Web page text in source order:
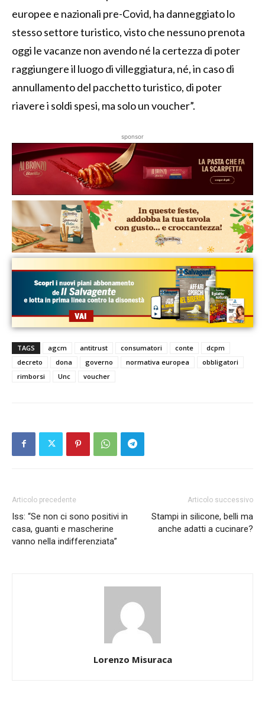
europee e nazionali pre-Covid, ha danneggiato lo
stesso settore turistico, visto che nessuno prenota
oggi le vacanze non avendo né la certezza di poter
raggiungere il luogo di villeggiatura, né, in caso di
annullamento del pacchetto turistico, di poter
riavere i soldi spesi, ma solo un voucher”.
sponsor
TAGS agcm antitrust consumatori conte
dcpm
decreto
dona governo normativa europea
obbligatori
rimborsi
Unc voucher
Articolo precedente
Iss: “Se non ci sono positivi in
casa, guanti e mascherine
vanno nella indifferenziata”
Articolo successivo
Stampi in silicone, belli ma
anche adatti a cucinare?
Lorenzo Misuraca